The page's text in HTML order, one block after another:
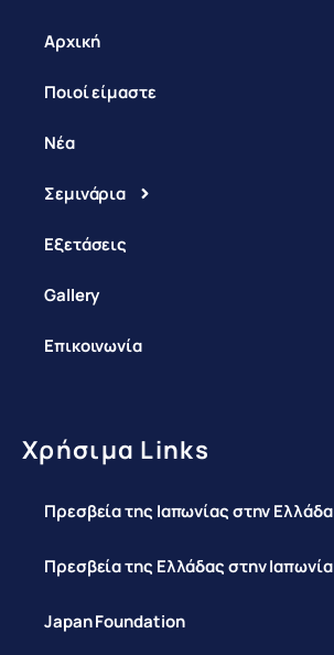
Αρχική
Ποιοί είμαστε
Νέα
Σεμινάρια
Εξετάσεις
Gallery
Επικοινωνία
Χρήσιμα Links
Πρεσβεία της Ιαπωνίας στην Ελλάδα
Πρεσβεία της Ελλάδας στην Ιαπωνία
Japan Foundation